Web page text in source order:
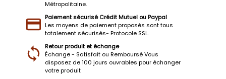
Métropolitaine.
Paiement sécurisé Crédit Mutuel ou Paypal
Les moyens de paiement proposés sont tous
totalement sécurisés- Protocole SSL.
Retour produit et échange
Échange - Satisfait ou Remboursé Vous
disposez de 100 jours ouvrables pour échanger
votre produit